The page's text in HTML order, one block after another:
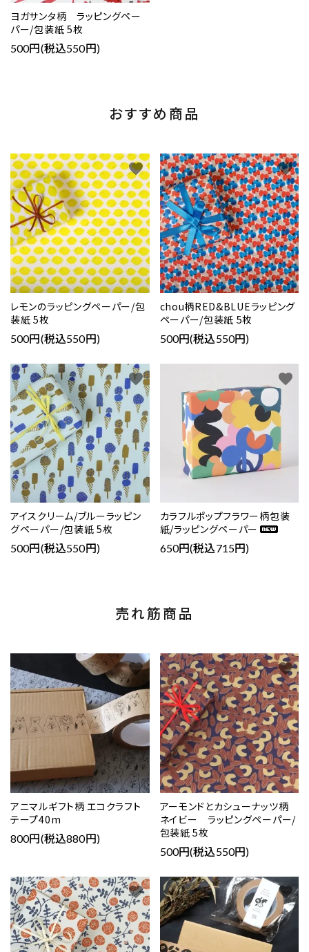
ヨガサンタ柄 ラッピングペー
パー/包装紙 5枚
500円(税込550円)
おすすめ商品
レモンのラッピングペーパー/包
装紙 5枚
500円(税込550円)
favorite
chou柄RED&BLUEラッピング
ペーパー/包装紙 5枚
500円(税込550円)
favorite
アイスクリーム/ブルーラッピン
グペーパー/包装紙 5枚
500円(税込550円)
favorite
カラフルポップフラワー柄包装
紙/ラッピングペーパー
650円(税込715円)
favorite
売れ筋商品
アニマルギフト柄 エコクラフト
テープ40m
800円(税込880円)
favorite
アーモンドとカシューナッツ柄
ネイビー ラッピングペーパー/
包装紙 5枚
500円(税込550円)
favorite
favorite favorite